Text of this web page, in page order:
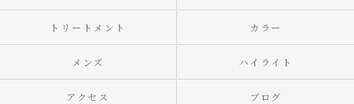
トリートメント カラー
メンズ ハイライト
アクセス ブログ